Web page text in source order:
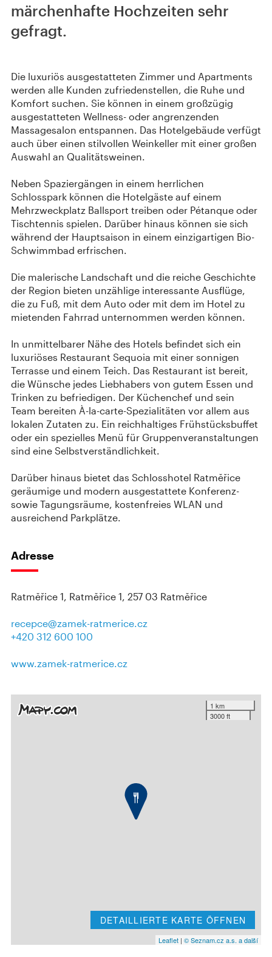
märchenhafte Hochzeiten sehr
gefragt.
Die luxuriös ausgestatteten Zimmer und Apartments
werden alle Kunden zufriedenstellen, die Ruhe und
Komfort suchen. Sie können in einem großzügig
ausgestatteten Wellness- oder angrenzenden
Massagesalon entspannen. Das Hotelgebäude verfügt
auch über einen stilvollen Weinkeller mit einer großen
Auswahl an Qualitätsweinen.
Neben Spaziergängen in einem herrlichen
Schlosspark können die Hotelgäste auf einem
Mehrzweckplatz Ballsport treiben oder Pétanque oder
Tischtennis spielen. Darüber hinaus können sie sich
während der Hauptsaison in einem einzigartigen Bio-
Schwimmbad erfrischen.
Die malerische Landschaft und die reiche Geschichte
der Region bieten unzählige interessante Ausflüge,
die zu Fuß, mit dem Auto oder mit dem im Hotel zu
mietenden Fahrrad unternommen werden können.
In unmittelbarer Nähe des Hotels befindet sich ein
luxuriöses Restaurant Sequoia mit einer sonnigen
Terrasse und einem Teich. Das Restaurant ist bereit,
die Wünsche jedes Liebhabers von gutem Essen und
Trinken zu befriedigen. Der Küchenchef und sein
Team bereiten À-la-carte-Spezialitäten vor allem aus
lokalen Zutaten zu. Ein reichhaltiges Frühstücksbuffet
oder ein spezielles Menü für Gruppenveranstaltungen
sind eine Selbstverständlichkeit.
Darüber hinaus bietet das Schlosshotel Ratměřice
geräumige und modern ausgestattete Konferenz-
sowie Tagungsräume, kostenfreies WLAN und
ausreichend Parkplätze.
Adresse
Ratměřice 1, Ratměřice 1, 257 03 Ratměřice
recepce@zamek-ratmerice.cz
+420 312 600 100
www.zamek-ratmerice.cz
1 km
3000 ft
DETAILLIERTE KARTE ÖFFNEN
Leaflet | © Seznam.cz a.s. a další